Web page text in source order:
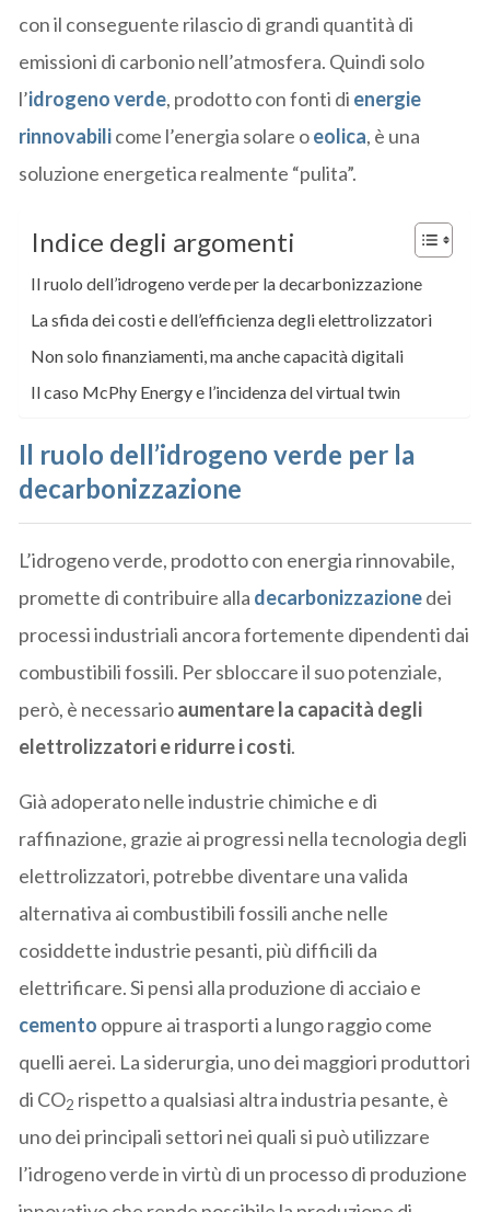
con il conseguente rilascio di grandi quantità di
emissioni di carbonio nell’atmosfera. Quindi solo
l’idrogeno verde, prodotto con fonti di energie
rinnovabilicome l’energia solare oeolica, è una
soluzione energetica realmente “pulita”.
Indice degli argomenti
Il ruolo dell’idrogeno verde per la decarbonizzazione
La sfida dei costi e dell’efficienza degli elettrolizzatori
Non solo finanziamenti, ma anche capacità digitali
Il caso McPhy Energy e l’incidenza del virtual twin
Il ruolo dell’idrogeno verde per la
decarbonizzazione
L’idrogeno verde, prodotto con energia rinnovabile,
promette di contribuire alla decarbonizzazionedei
processi industriali ancora fortemente dipendenti dai
combustibili fossili. Per sbloccare il suo potenziale,
però, è necessarioaumentare la capacità degli
elettrolizzatori e ridurre i costi.
Già adoperato nelle industrie chimiche e di
raffinazione, grazie ai progressi nella tecnologia degli
elettrolizzatori, potrebbe diventare una valida
alternativa ai combustibili fossili anche nelle
cosiddette industrie pesanti, più difficili da
elettrificare. Si pensi alla produzione di acciaio e
cemento oppure ai trasporti a lungo raggio come
quelli aerei. La siderurgia, uno dei maggiori produttori
di CO2 rispetto a qualsiasi altra industria pesante, è
uno dei principali settori nei quali si può utilizzare
l’idrogeno verde in virtù di un processo di produzione